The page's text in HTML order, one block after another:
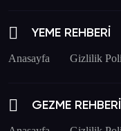
YEME REHBERİ
Anasayfa Gizlilik
GEZME REHBERİ